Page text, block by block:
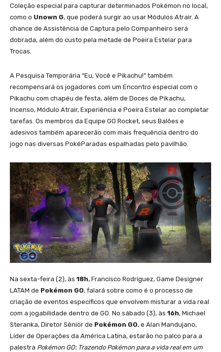
Coleção especial para capturar determinados Pokémon no local,
como o Unown G, que poderá surgir ao usar Módulos Atrair. A
chance de Assistência de Captura pelo Companheiro será
dobrada, além do custo pela metade de Poeira Estelar para
Trocas.
A Pesquisa Temporária “Eu, Você e Pikachu!” também
recompensará os jogadores com um Encontro especial com o
Pikachu com chapéu de festa, além de Doces de Pikachu,
Incenso, Módulo Atrair, Experiência e Poeira Estelar ao completar
tarefas. Os membros da Equipe GO Rocket, seus Balões e
adesivos também aparecerão com mais frequência dentro do
jogo nas diversas PokéParadas espalhadas pelo pavilhão.
Na sexta-feira (2), às 18h, Francisco Rodriguez, Game Designer
LATAM de Pokémon GO, falará sobre como é o processo de
criação de eventos específicos que envolvem misturar a vida real
com a jogabilidade dentro de GO. No sábado (3), às 16h, Michael
Steranka, Diretor Sênior de Pokémon GO, e Alan Mandujano,
Líder de Operações da América Latina, estarão no palco para a
palestra Pokémon GO: Trazendo Pokémon para a vida real em um